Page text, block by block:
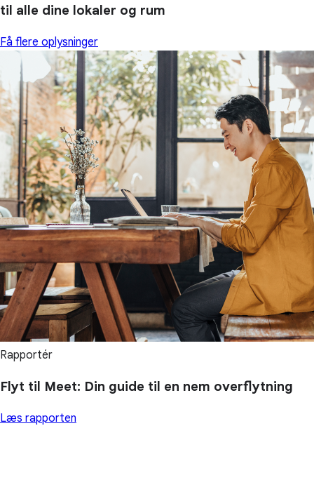
til alle dine lokaler og rum
Få flere oplysninger
Rapportér
Flyt til Meet: Din guide til en nem overflytning
Læs rapporten